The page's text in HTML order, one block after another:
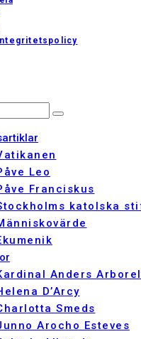
Integritetspolicy
Leo
Franciskus
katolska
Anders
D’Arcy
Smeds
Arocho Esteves